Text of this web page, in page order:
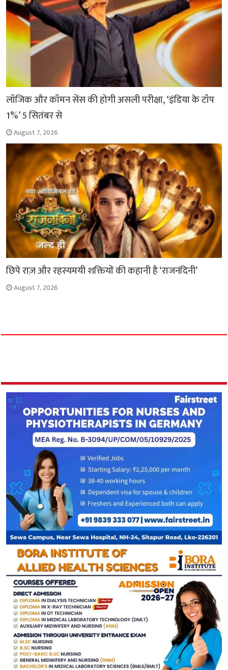
लॉजिक और कॉमन सेंस की होगी असली परीक्षा, ‘इंडिया के टॉप
1%’ 5 सितंबर से
August 7, 2026
छिपे राज़ और रहस्यमयी शक्तियों की कहानी है ‘राजनंदिनी’
August 7, 2026